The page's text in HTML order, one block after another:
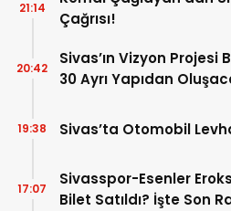
Çağrısı!
21:14
Sivas’ın Vizyon Projesi
30 Ayrı Yapıdan
20:42
Sivas’ta Otomobil
19:38
Sivasspor-Esenler
Bilet Satıldı? İşte Son
17:07